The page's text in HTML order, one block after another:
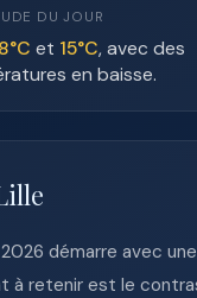
DU JOUR
8°C et 15°C, avec des
en baisse.
démarre avec
à retenir est le